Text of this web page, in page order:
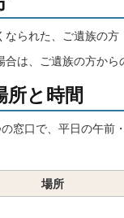
なられた、ご遺族の方
は、ご遺族の方から
所と時間
窓口で、平日の午前
場所